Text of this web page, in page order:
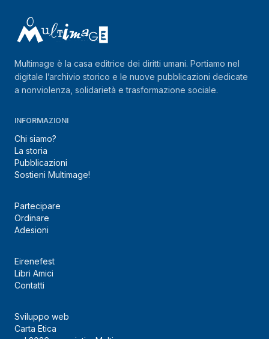
Multimage è la casa editrice dei diritti umani. Portiamo nel
digitale l’archivio storico e le nuove pubblicazioni dedicate
a nonviolenza, solidarietà e trasformazione sociale.
INFORMAZIONI
Chi siamo?
La storia
Pubblicazioni
Sostieni Multimage!
Partecipare
Ordinare
Adesioni
Eirenefest
Libri Amici
Contatti
Sviluppo web
Carta Etica